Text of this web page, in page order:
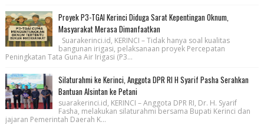
Proyek P3-TGAI Kerinci Diduga Sarat Kepentingan Oknum,
Masyarakat Merasa Dimanfaatkan
Suarakerinci.id, KERINCI – Tidak hanya soal kualitas
bangunan irigasi, pelaksanaan proyek Percepatan
Peningkatan Tata Guna Air Irigasi (P3...
Silaturahmi ke Kerinci, Anggota DPR RI H Syarif Pasha Serahkan
Bantuan Alsintan ke Petani
suarakerinci.id, KERINCI – Anggota DPR RI, Dr. H. Syarif
Fasha, melakukan silaturahmi bersama Bupati Kerinci dan
jajaran Pemerintah Daerah K...